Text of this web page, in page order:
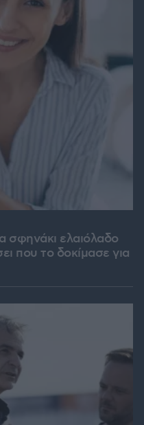
σφηνάκι ελαιόλαδο
που το δοκίμασε για